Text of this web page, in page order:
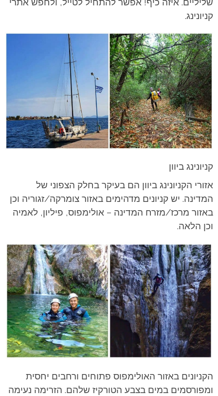
קניונינג.
קניונינג ביוון
אזורי הקניונינג ביוון הם בעיקר בחלק הצפוני של
המדינה. יש קניונים מדהימים באזור צומרקה/זגוריה וכן
באזור מרכז/מזרח המדינה – אולימפוס, פיליון, לאמיה
וכן הלאה.
הקניונים באזור האולימפוס פתוחים ורחבים יחסית
ומפורסמים במים בצבע הטורקיז שלהם. הזרימה נעימה